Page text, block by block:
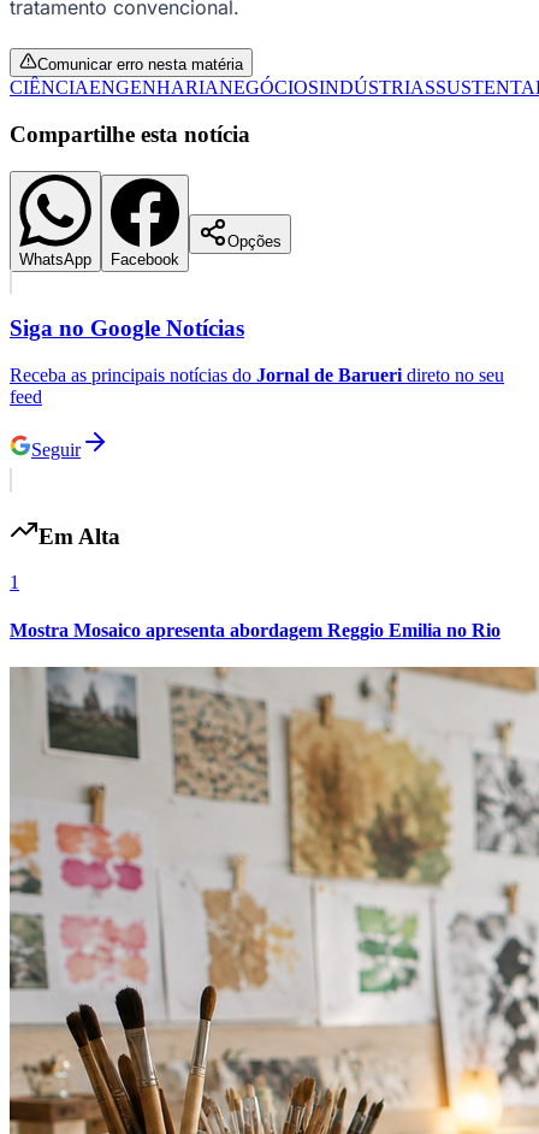
Ceará
Goiás
Comunicar erro nesta matéria
Compartilhe esta notícia
WhatsApp Facebook
Siga no Google Notícias
Receba as principais notícias do
feed
Seguir
1
Mostra Mosaico apresenta abordagem Reggio Emilia no Rio